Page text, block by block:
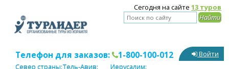
Сегодня на сайте 13 туров
Телефон для заказов: 1-800-100-012
Север страны:Тель-Авив:
Иерусалим:
Войти